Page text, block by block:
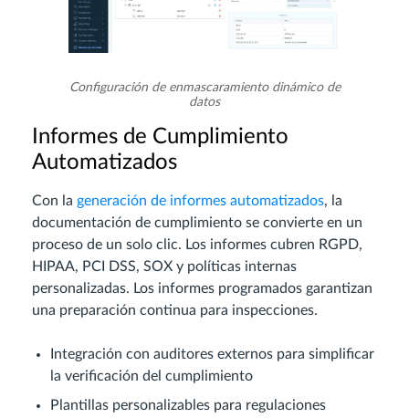
Configuración de enmascaramiento dinámico de
datos
Informes de Cumplimiento
Automatizados
Con la generación de informes automatizados, la
documentación de cumplimiento se convierte en un
proceso de un solo clic. Los informes cubren RGPD,
HIPAA, PCI DSS, SOX y políticas internas
personalizadas. Los informes programados garantizan
una preparación continua para inspecciones.
Integración con auditores externos para simplificar
la verificación del cumplimiento
Plantillas personalizables para regulaciones